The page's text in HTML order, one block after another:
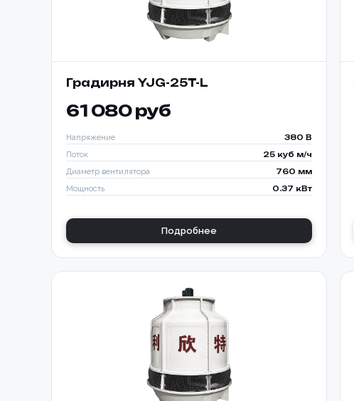
Градирня YJG-25T-L
61 080 руб
Напряжение 380 В
Поток 25 куб м/ч
Диаметр вентилятора 760 мм
Мощность 0.37 кВт
Подробнее